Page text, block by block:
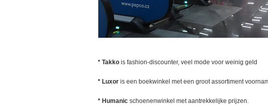
* Takko is fashion-discounter, veel mode voor weinig geld
* Luxor is een boekwinkel met een groot assortiment
* Humanic schoenenwinkel met aantrekkelijke prijzen.